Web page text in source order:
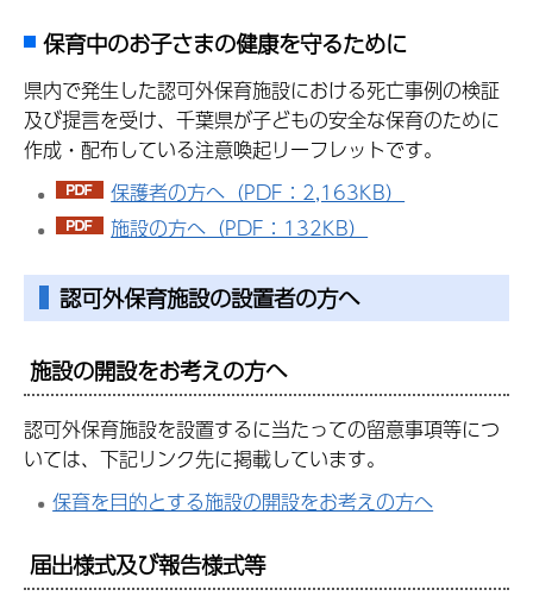
保育中のお子さまの健康を守るために
県内で発生した認可外保育施設における死亡事例の検証
及び提言を受け、千葉県が子どもの安全な保育のために
作成・配布している注意喚起リーフレットです。
保護者の方へ（PDF：2,163KB）
施設の方へ（PDF：132KB）
認可外保育施設の設置者の方へ
施設の開設をお考えの方へ
認可外保育施設を設置するに当たっての留意事項等につ
いては、下記リンク先に掲載しています。
保育を目的とする施設の開設をお考えの方へ
届出様式及び報告様式等